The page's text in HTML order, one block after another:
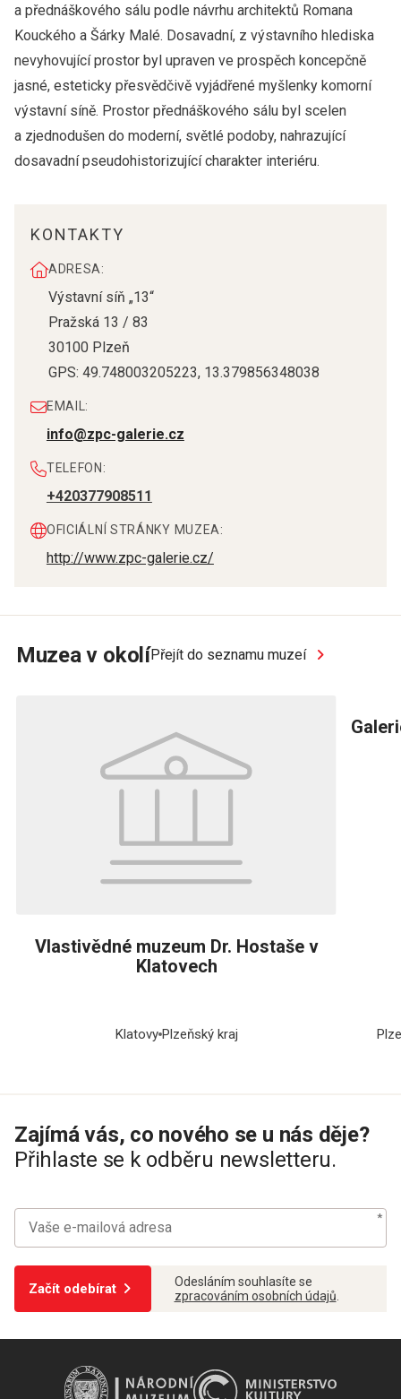
a přednáškového sálu podle návrhu architektů Romana
Kouckého a Šárky Malé. Dosavadní, z výstavního hlediska
nevyhovující prostor byl upraven ve prospěch koncepčně
jasné, esteticky přesvědčivě vyjádřené myšlenky komorní
výstavní síně. Prostor přednáškového sálu byl scelen
a zjednodušen do moderní, světlé podoby, nahrazující
dosavadní pseudohistorizující charakter interiéru.
KONTAKTY
ADRESA:
Výstavní síň „13“
Pražská 13 / 83
30100 Plzeň
GPS: 49.748003205223, 13.379856348038
EMAIL:
info@zpc-galerie.cz
TELEFON:
+420377908511
OFICIÁLNÍ STRÁNKY MUZEA:
http://www.zpc-galerie.cz/
Muzea v okolíPřejít do seznamu muzeí
Vlastivědné muzeum Dr. Hostaše v
Klatovech
Klatovy Plzeňský kraj
Zajímá vás, co nového se u nás děje?
Přihlaste se k odběru newsletteru.
Začít odebírat
Odesláním souhlasíte se
zpracováním osobních údajů.